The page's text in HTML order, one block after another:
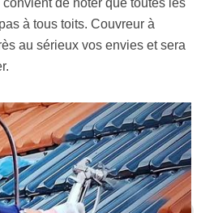
de noter que toutes les
à tous toits. Couvreur à
au sérieux vos envies et sera